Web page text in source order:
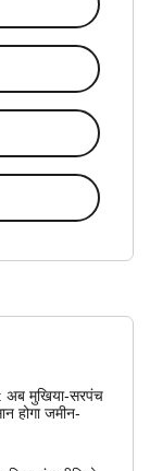
अब मुखिया-सरपंच
होगा जमीन-